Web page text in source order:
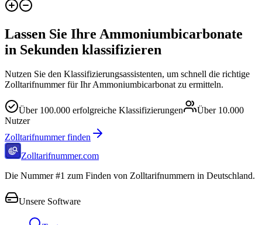
Lassen Sie Ihre Ammoniumbicarbonate
in Sekunden klassifizieren
Nutzen Sie den Klassifizierungsassistenten, um schnell die richtige
Zolltarifnummer für Ihr Ammoniumbicarbonat zu ermitteln.
Über 100.000 erfolgreiche Klassifizierungen Über 10.000
Nutzer
Zolltarifnummer finden
Zolltarifnummer.com
Die Nummer #1 zum Finden von Zolltarifnummern in Deutschland.
Unsere Software